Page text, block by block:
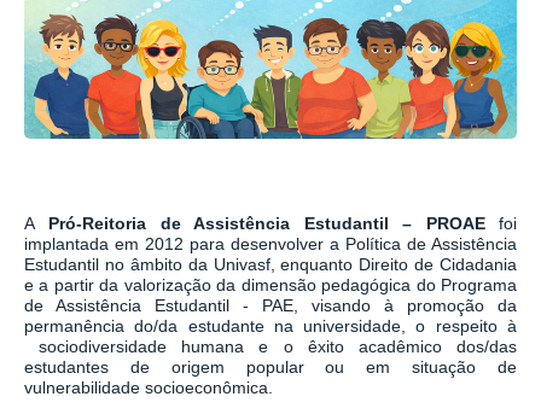
A Pró-Reitoria de Assistência Estudantil – PROAEfoi
implantada em 2012 para desenvolver a Política de Assistência
Estudantil no âmbito da Univasf, enquanto Direito de Cidadania
e a partir da valorização da dimensão pedagógica do Programa
de Assistência Estudantil - PAE, visando à promoção da
permanência do/da estudante na universidade, o respeito à
sociodiversidade humana e o êxito acadêmico dos/das
estudantes de origem popular ou em situação de
vulnerabilidade socioeconômica.